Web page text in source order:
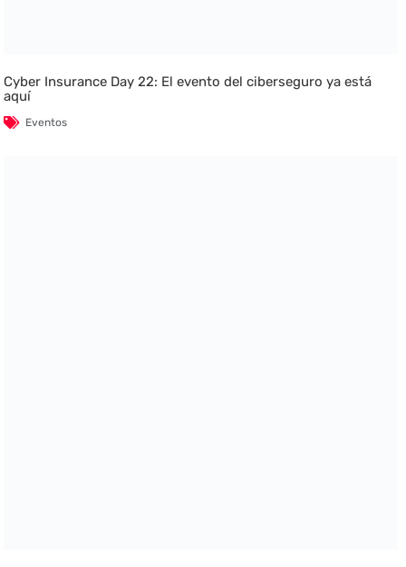
Cyber Insurance Day 22: El evento del ciberseguro ya está
aquí
Eventos